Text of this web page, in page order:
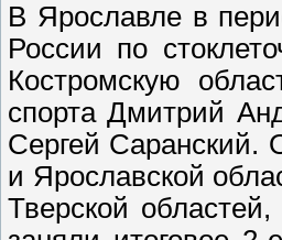
В Ярославле в
России по
Костромскую
спорта Дмитрий
Сергей Саранский.
и Ярославской
Тверской